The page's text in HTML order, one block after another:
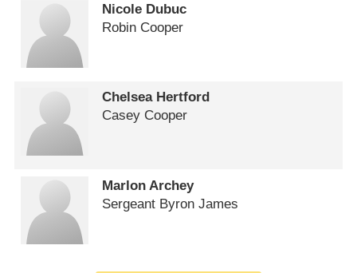
Nicole Dubuc
Robin Cooper
Chelsea Hertford
Casey Cooper
Marlon Archey
Sergeant Byron James